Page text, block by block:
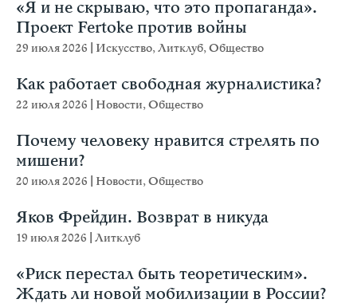
«Я и не скрываю, что это пропаганда».
Проект Fertoke против войны
29 июля 2026 Искусство,Литклуб,Общество
Как работает свободная журналистика?
22 июля 2026 Новости,Общество
Почему человеку нравится стрелять по
мишени?
20 июля 2026 Новости,Общество
Яков Фрейдин. Возврат в никуда
19 июля 2026 Литклуб
«Риск перестал быть теоретическим».
Ждать ли новой мобилизации в России?